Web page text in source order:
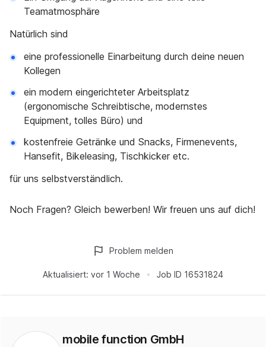
Teamatmosphäre
Natürlich sind
eine professionelle Einarbeitung durch deine neuen
Kollegen
ein modern eingerichteter Arbeitsplatz
(ergonomische Schreibtische, modernstes
Equipment, tolles Büro) und
kostenfreie Getränke und Snacks, Firmenevents,
Hansefit, Bikeleasing, Tischkicker etc.
für uns selbstverständlich.
Noch Fragen? Gleich bewerben! Wir freuen uns auf dich!
Aktualisiert: vor 1 Woche Job ID 16531824
Problem melden
mobile function GmbH